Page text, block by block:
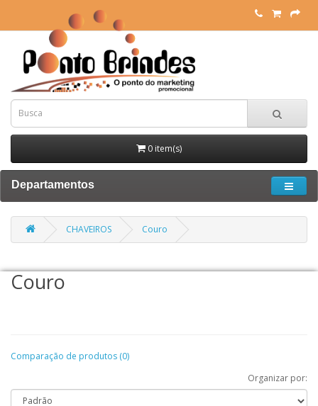
0 item(s)
Departamentos
CHAVEIROS Couro
Couro
Comparação de produtos (0)
Organizar por: